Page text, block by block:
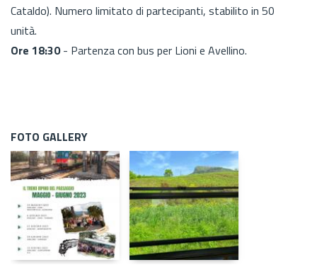
Cataldo). Numero limitato di partecipanti, stabilito in 50
unità.
Ore 18:30- Partenza con bus per Lioni e Avellino.
FOTO GALLERY